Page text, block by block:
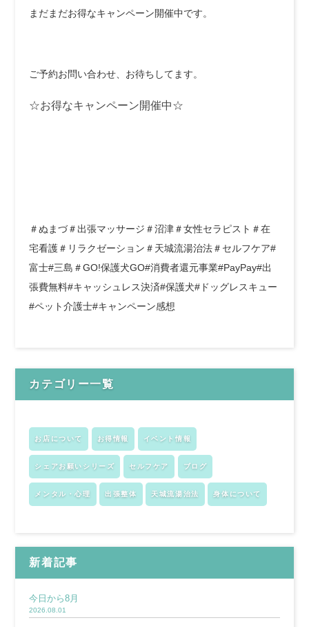
まだまだお得なキャンペーン開催中です。
ご予約お問い合わせ、お待ちしてます。
☆お得なキャンペーン開催中☆
＃ぬまづ＃出張マッサージ＃沼津＃女性セラピスト＃在
宅看護＃リラクゼーション＃天城流湯治法＃セルフケア#
富士#三島＃GO!保護犬GO#消費者還元事業#PayPay#出
張費無料#キャッシュレス決済#保護犬#ドッグレスキュー
#ペット介護士#キャンペーン感想
カテゴリー一覧
お店について お得情報 イベント情報
シェアお願いシリーズ セルフケア ブログ
メンタル・心理 出張整体 天城流湯治法 身体について
新着記事
今日から8月
2026.08.01